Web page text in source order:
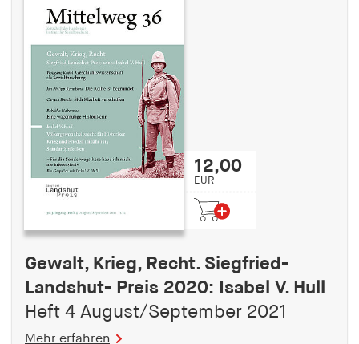
12,00
EUR
Gewalt, Krieg, Recht. Siegfried-
Landshut- Preis 2020: Isabel V. Hull
Heft 4 August/September 2021
Mehr erfahren